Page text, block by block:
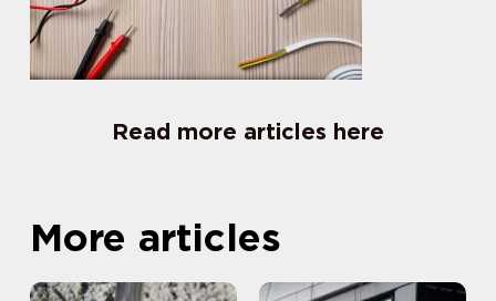
Read more articles here
More articles